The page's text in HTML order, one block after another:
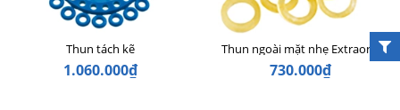
Thun tách kẽ
1.060.000₫
Thun ngoài mặt nhẹ Extraoral
730.000₫